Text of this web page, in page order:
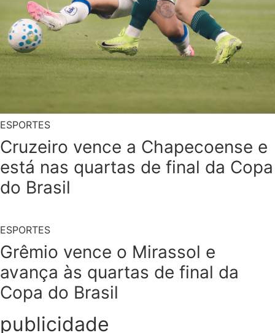
ESPORTES
Cruzeiro vence a Chapecoense e
está nas quartas de final da Copa
do Brasil
ESPORTES
Grêmio vence o Mirassol e
avança às quartas de final da
Copa do Brasil
publicidade